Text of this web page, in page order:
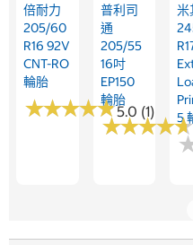
倍耐力
205/60
R16 92V
CNT-RO
輪胎
★★★★★
★★★★★5.0 (1)
普利司
通
205/55
16吋
EP150
輪胎
★★★★
★★★★
米
5